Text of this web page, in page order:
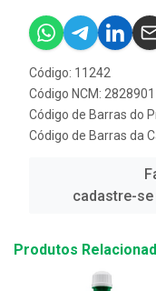
Código: 11242
Código NCM:
Código de Barras do
Código de Barras da
cadastre-
Produtos